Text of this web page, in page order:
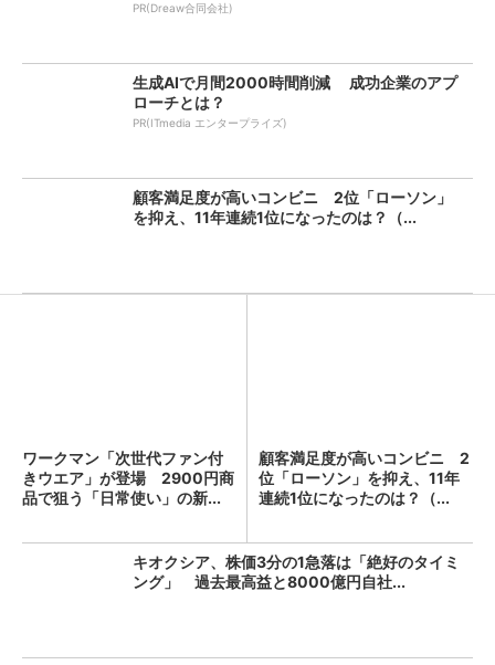
PR(Dreaw合同会社)
生成AIで月間2000時間削減 成功企業のアプ
ローチとは？
PR(ITmedia エンタープライズ)
顧客満足度が高いコンビニ 2位「ローソン」
を抑え、11年連続1位になったのは？（...
ワークマン「次世代ファン付
きウエア」が登場 2900円商
品で狙う「日常使い」の新...
顧客満足度が高いコンビニ 2
位「ローソン」を抑え、11年
連続1位になったのは？（...
キオクシア、株価3分の1急落は「絶好のタイミ
ング」 過去最高益と8000億円自社...